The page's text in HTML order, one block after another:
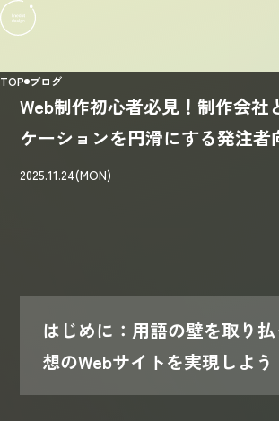
TOP ブログ
Web制作初心者必見！制作会社
ケーションを円滑にする発注者
2025.11.24(MON)
はじめに：用語の壁を取り
想のWebサイトを実現しよう